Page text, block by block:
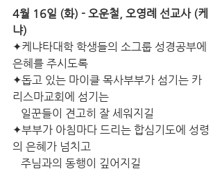
4월 16일 (화) - 오운철, 오영례 선교사 (케
냐)
✦케냐타대학 학생들의 소그룹 성경공부에
은혜를 주시도록
✦돕고 있는 마이클 목사부부가 섬기는 카
리스마교회에 섬기는
일꾼들이 견고히 잘 세워지길
✦부부가 아침마다 드리는 합심기도에 성령
의 은혜가 넘치고
주님과의 동행이 깊어지길